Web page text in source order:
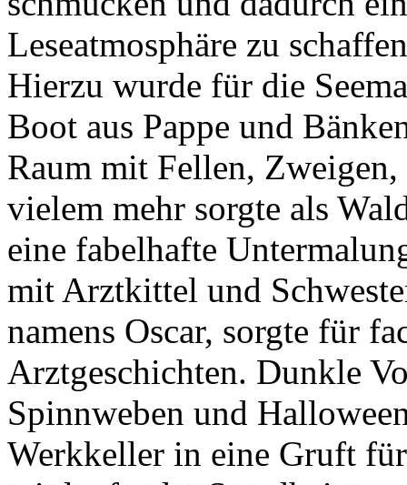
Leseatmosphäre zu
Hierzu wurde für die
Boot aus Pappe und
Raum mit Fellen,
vielem mehr sorgte als
eine fabelhafte
mit Arztkittel und
namens Oscar, sorgte für
Arztgeschichten. Dunkle
Spinnweben und
Werkkeller in eine Gruft